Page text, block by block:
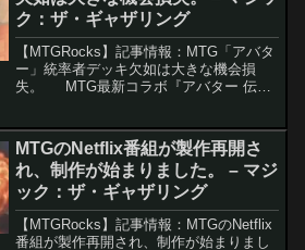
ク：ザ・ギャザリング
【MTGRocks】記事情報：MTG「アバタ
ー」統率者デッキ欠如は大きな機会損
失。 MTG最新コラボ『アバター 伝説
待していた統率者デッキの収録がないこ
とが判明...
MTGのNetflix番組が製作再開さ
れ、制作が始まりました。 – マジ
ック：ザ・ギャザリング
【MTGRocks】記事情報：MTGのNetflix
番組が製作再開され、制作が始まりまし